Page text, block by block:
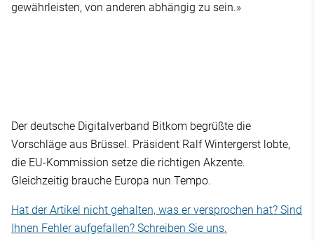
gewährleisten, von anderen abhängig zu sein.»
Der deutsche Digitalverband Bitkom begrüßte die
Vorschläge aus Brüssel. Präsident Ralf Wintergerst lobte,
die EU-Kommission setze die richtigen Akzente.
Gleichzeitig brauche Europa nun Tempo.
Hat der Artikel nicht gehalten, was er versprochen hat? Sind
Ihnen Fehler aufgefallen? Schreiben Sie uns.